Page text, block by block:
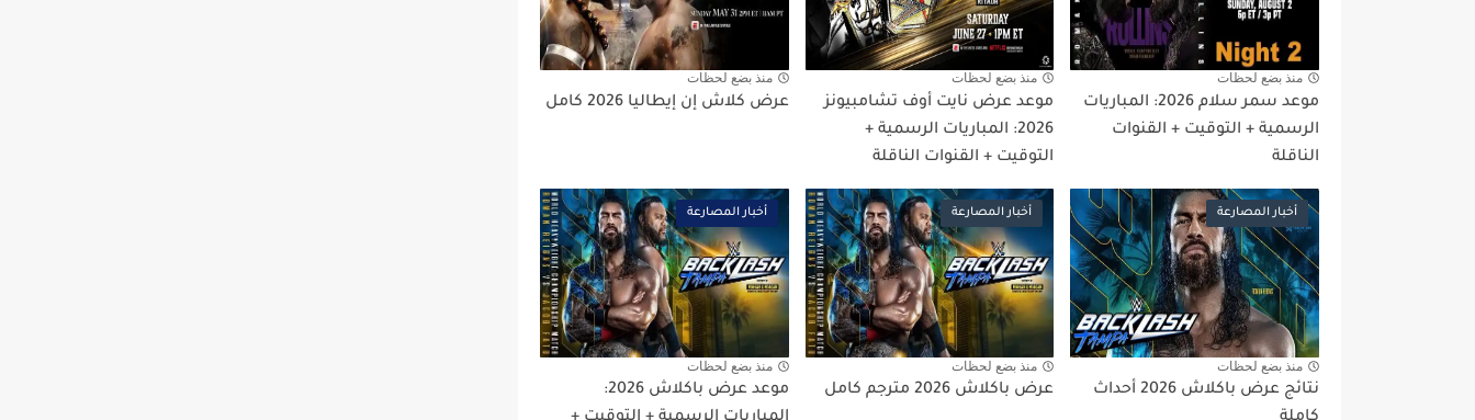
منذ بضع لحظات
موعد سمر سلام 2026: المباريات
الرسمية + التوقيت + القنوات
الناقلة
منذ بضع لحظات
موعد عرض نايت أوف تشامبيونز
2026: المباريات الرسمية +
التوقيت + القنوات الناقلة
منذ بضع لحظات
عرض كلاش إن إيطاليا 2026 كامل
أخبار المصارعة
منذ بضع لحظات
نتائج عرض باكلاش 2026 أحداث
أخبار المصارعة
منذ بضع لحظات
عرض باكلاش 2026 مترجم كامل
أخبار المصارعة
منذ بضع لحظات
موعد عرض باكلاش 2026: